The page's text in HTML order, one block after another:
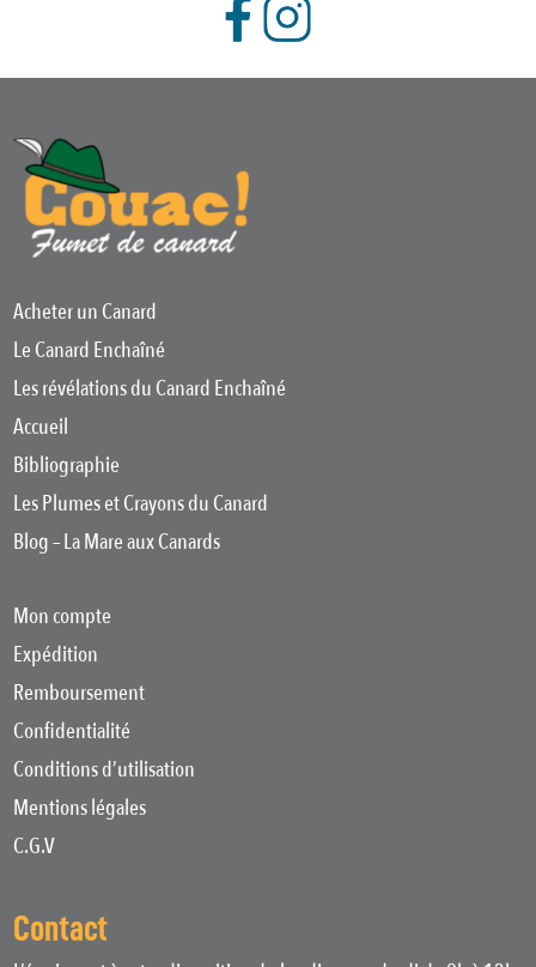
Acheter un Canard
Le Canard Enchaîné
Les révélations du Canard Enchaîné
Accueil
Bibliographie
Les Plumes et Crayons du Canard
Blog – La Mare aux Canards
Mon compte
Expédition
Remboursement
Confidentialité
Conditions d’utilisation
Mentions légales
C.G.V
Contact